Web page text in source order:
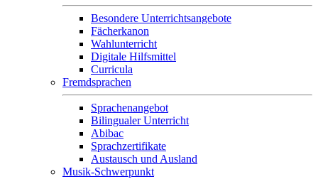
Besondere Unterrichtsangebote
Fächerkanon
Wahlunterricht
Digitale Hilfsmittel
Curricula
Fremdsprachen
Sprachenangebot
Bilingualer Unterricht
Abibac
Sprachzertifikate
Austausch und Ausland
Musik-Schwerpunkt